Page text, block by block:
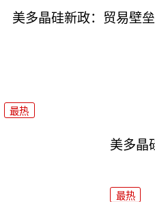
美多晶硅新政：贸易壁
最热
美多晶
最热